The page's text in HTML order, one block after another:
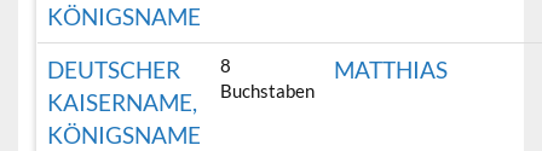
KÖNIGSNAME
DEUTSCHER
KAISERNAME,
KÖNIGSNAME
8
Buchstaben
MATTHIAS